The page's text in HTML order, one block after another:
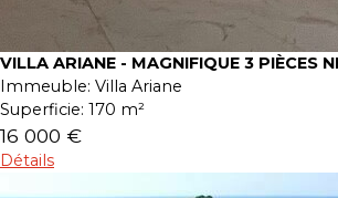
VILLA ARIANE - MAGNIFIQUE 3 PIÈCES
Immeuble: Villa Ariane
Superficie: 170 m²
16 000 €
Détails